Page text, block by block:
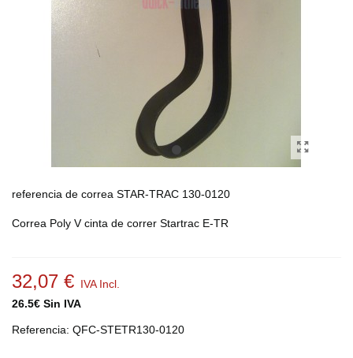
referencia de correa STAR-TRAC 130-0120
Correa Poly V cinta de correr Startrac E-TR
32,07 € IVA Incl.
26.5€ Sin IVA
Referencia: QFC-STETR130-0120